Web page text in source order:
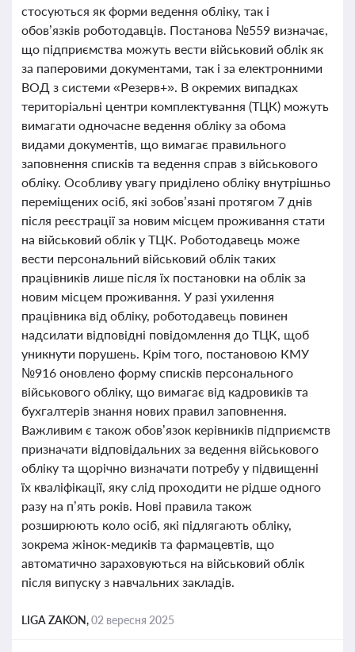
стосуються як форми ведення обліку, так і
обов’язків роботодавців. Постанова №559 визначає,
що підприємства можуть вести військовий облік як
за паперовими документами, так і за електронними
ВОД з системи «Резерв+». В окремих випадках
територіальні центри комплектування (ТЦК) можуть
вимагати одночасне ведення обліку за обома
видами документів, що вимагає правильного
заповнення списків та ведення справ з військового
обліку. Особливу увагу приділено обліку внутрішньо
переміщених осіб, які зобов’язані протягом 7 днів
після реєстрації за новим місцем проживання стати
на військовий облік у ТЦК. Роботодавець може
вести персональний військовий облік таких
працівників лише після їх постановки на облік за
новим місцем проживання. У разі ухилення
працівника від обліку, роботодавець повинен
надсилати відповідні повідомлення до ТЦК, щоб
уникнути порушень. Крім того, постановою КМУ
№916 оновлено форму списків персонального
військового обліку, що вимагає від кадровиків та
бухгалтерів знання нових правил заповнення.
Важливим є також обов’язок керівників підприємств
призначати відповідальних за ведення військового
обліку та щорічно визначати потребу у підвищенні
їх кваліфікації, яку слід проходити не рідше одного
разу на п’ять років. Нові правила також
розширюють коло осіб, які підлягають обліку,
зокрема жінок-медиків та фармацевтів, що
автоматично зараховуються на військовий облік
після випуску з навчальних закладів.
LIGA ZAKON,02 вересня 2025